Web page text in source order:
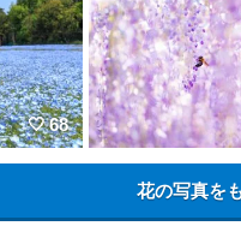
68
花の写真を